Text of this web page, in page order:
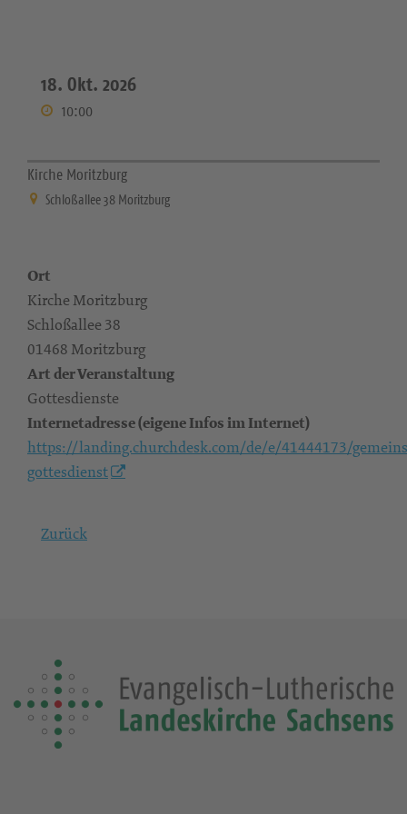
18. Okt. 2026
10:00
Kirche Moritzburg
Schloßallee 38 Moritzburg
Ort
Kirche Moritzburg
Schloßallee 38
01468 Moritzburg
Art der Veranstaltung
Gottesdienste
Internetadresse (eigene Infos im Internet)
https://landing.churchdesk.com/de/e/41444173/
gottesdienst
Zurück